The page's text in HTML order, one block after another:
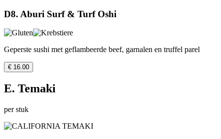
D8. Aburi Surf & Turf Oshi
Geperste sushi met geflambeerde beef, garnalen en truffel parel
€ 16.00
E. Temaki
per stuk